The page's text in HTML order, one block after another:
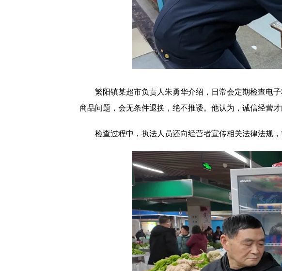
繁阳镇某超市负责人朱勇华介绍，日常会定期检查电子
商品问题，会无条件退换，绝不推诿。他认为，诚信经营
检查过程中，执法人员还向经营者宣传相关法律法规，